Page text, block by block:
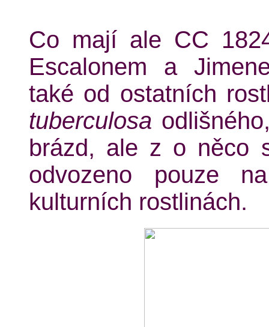
Co mají ale CC
Escalonem a
také od ostatních
tuberculosa
brázd, ale z o něco
odvozeno pouze
kulturních rostlinách.